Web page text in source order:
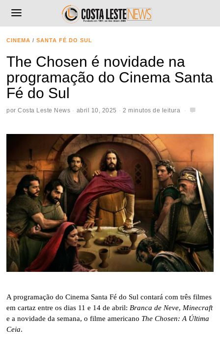
CINEMA / SANTA FÉ DO SUL
The Chosen é novidade na
programação do Cinema Santa
Fé do Sul
porCosta Leste News abril 10, 2025 2 minutos de leitura
A programação do Cinema Santa Fé do Sul contará com três filmes
em cartaz entre os dias 11 e 14 de abril: Branca de Neve, Minecraft
e a novidade da semana, o filme americano The Chosen: A Última
Ceia.